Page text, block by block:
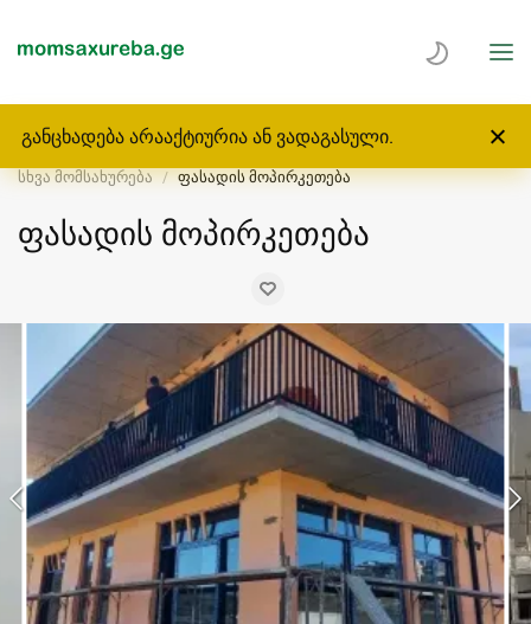
განცხადება არააქტიურია ან ვადაგასული.
მთავარი მომსახურება
მშენებლობა, რემონტი
სხვა მომსახურება
ფასადის მოპირკეთება
ფასადის მოპირკეთება